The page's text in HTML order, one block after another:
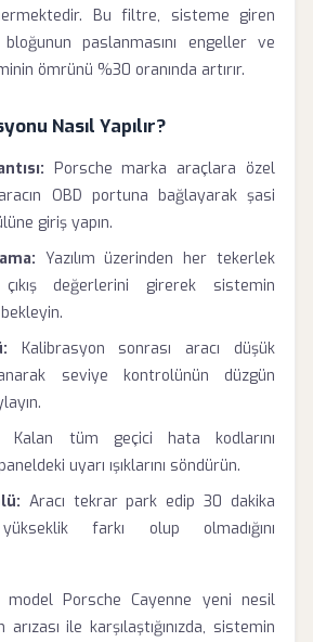
Bu filtre, sisteme giren
paslanmasını engeller ve
ömrünü %30 oranında artırır.
Nasıl Yapılır?
Porsche marka araçlara özel
aracın OBD portuna bağlayarak şasi
giriş yapın.
Yazılım üzerinden her tekerlek
değerlerini girerek sistemin
bekleyin.
Kalibrasyon sonrası aracı düşük
seviye kontrolünün düzgün
Kalan tüm geçici hata kodlarını
uyarı ışıklarını söndürün.
Aracı tekrar park edip 30 dakika
farkı olup olmadığını
Porsche Cayenne yeni nesil
ile karşılaştığınızda, sistemin